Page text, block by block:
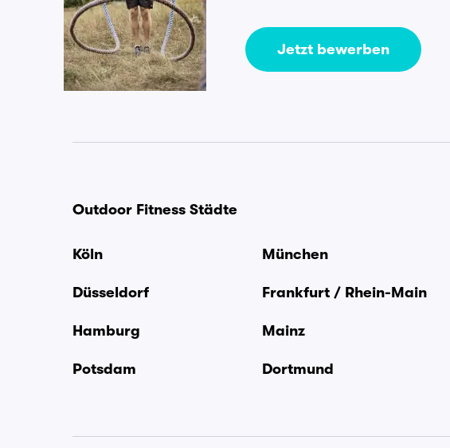
Jetzt bewerben
Outdoor Fitness Städte
Köln München
Düsseldorf Frankfurt / Rhein-Main
Hamburg Mainz
Potsdam Dortmund